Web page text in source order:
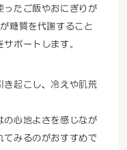
ったご飯やおにぎりが
糖質を代謝すること
ポートします。
き起こし、冷えや肌荒
の心地よさを感じなが
てみるのがおすすめで